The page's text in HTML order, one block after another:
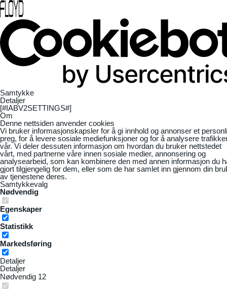
Samtykke
Detaljer
[#IABV2SETTINGS#]
Om
Denne nettsiden anvender cookies
Vi bruker informasjonskapsler for å gi innhold og annonser et
preg, for å levere sosiale mediefunksjoner og for å analysere
vår. Vi deler dessuten informasjon om hvordan du bruker nettstedet
vårt, med partnerne våre innen sosiale medier, annonsering og
analysearbeid, som kan kombinere den med annen informasjon du
gjort tilgjengelig for dem, eller som de har samlet inn gjennom din
av tjenestene deres.
Samtykkevalg
Nødvendig
Egenskaper
Statistikk
Markedsføring
Detaljer
Detaljer
Nødvendig 12